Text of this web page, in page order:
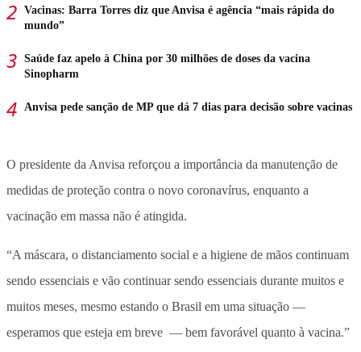
Vacinas: Barra Torres diz que Anvisa é agência “mais rápida do
mundo”
Saúde faz apelo à China por 30 milhões de doses da vacina
Sinopharm
Anvisa pede sanção de MP que dá 7 dias para decisão sobre vacinas
O presidente da Anvisa reforçou a importância da manutenção de
medidas de proteção contra o novo coronavírus, enquanto a
vacinação em massa não é atingida.
“A máscara, o distanciamento social e a higiene de mãos continuam
sendo essenciais e vão continuar sendo essenciais durante muitos e
muitos meses, mesmo estando o Brasil em uma situação —
esperamos que esteja em breve — bem favorável quanto à vacina.”